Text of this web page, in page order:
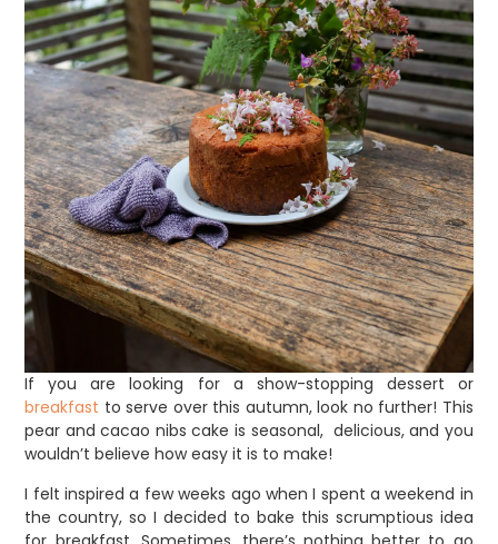
If you are looking for a show-stopping dessert or
breakfast to serve over this autumn, look no further! This
pear and cacao nibs cake is seasonal, delicious, and you
wouldn’t believe how easy it is to make!
I felt inspired a few weeks ago when I spent a weekend in
the country, so I decided to bake this scrumptious idea